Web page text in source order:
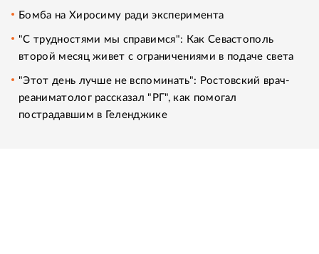
Бомба на Хиросиму ради эксперимента
"С трудностями мы справимся": Как Севастополь
второй месяц живет с ограничениями в подаче света
"Этот день лучше не вспоминать": Ростовский врач-
реаниматолог рассказал "РГ", как помогал
пострадавшим в Геленджике